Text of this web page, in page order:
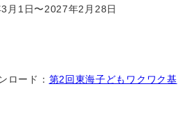
3 月1日〜2027年2 月 28日
ロード： 第2回東海子どもワクワク基